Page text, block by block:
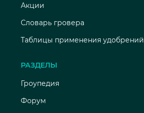
Акции
Словарь гровера
Таблицы применения удобрений
РАЗДЕЛЫ
Гроупедия
Форум